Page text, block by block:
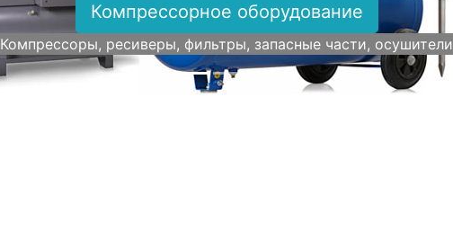
Компрессорное оборудование
Компрессоры, ресиверы, фильтры, запасные части, осушители